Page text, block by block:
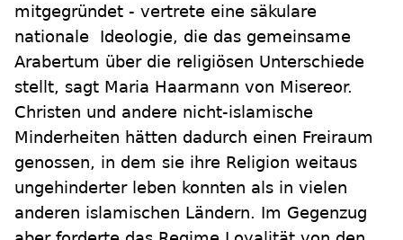
mitgegründet - vertrete eine säkulare
nationale Ideologie, die das gemeinsame
Arabertum über die religiösen Unterschiede
stellt, sagt Maria Haarmann von Misereor.
Christen und andere nicht-islamische
Minderheiten hätten dadurch einen Freiraum
genossen, in dem sie ihre Religion weitaus
ungehinderter leben konnten als in vielen
anderen islamischen Ländern. Im Gegenzug